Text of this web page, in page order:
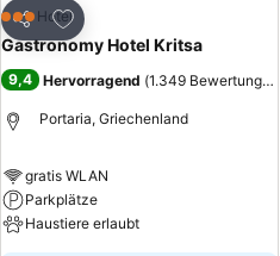
Teilen
Zu Favoriten hinzufügen
3 SterneHotel
Gastronomy Hotel Kritsa
9,4 Hervorragend (1.349 Bewertungen
Portaria, Griechenland
gratis WLAN
Parkplätze
Haustiere erlaubt